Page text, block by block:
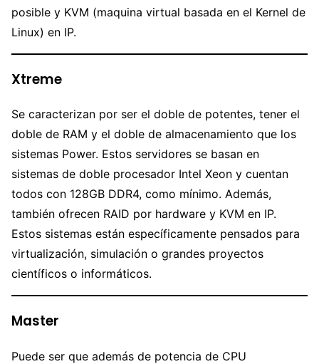
posible y KVM (maquina virtual basada en el Kernel de
Linux) en IP.
Xtreme
Se caracterizan por ser el doble de potentes, tener el
doble de RAM y el doble de almacenamiento que los
sistemas Power. Estos servidores se basan en
sistemas de doble procesador Intel Xeon y cuentan
todos con 128GB DDR4, como mínimo. Además,
también ofrecen RAID por hardware y KVM en IP.
Estos sistemas están específicamente pensados para
virtualización, simulación o grandes proyectos
científicos o informáticos.
Master
Puede ser que además de potencia de CPU